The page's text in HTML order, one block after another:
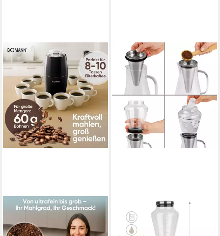
BOMANN
Kaffeemühle KSW 6088 CB,
Kaffeemühle elektrisch, für
Kaffeebereiter COLD DRIP
Kaffeebereiter - 0,5 l